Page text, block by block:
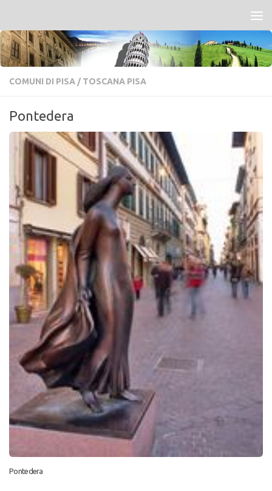
COMUNI DI PISA / TOSCANA PISA
Pontedera
Pontedera